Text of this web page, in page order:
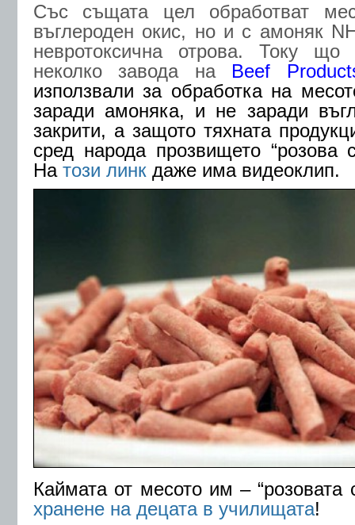
Със същата цел обработват
въглероден окис, но и с амоняк
невротоксична отрова. Току
неколко завода на Beef
използвали за обработка на
заради амоняка, и не заради
закрити, а защото тяхната
сред народа прозвището “розова
На този линк даже има видеоклип.
Каймата от месото им – “розовата
хранене на децата в училищата!